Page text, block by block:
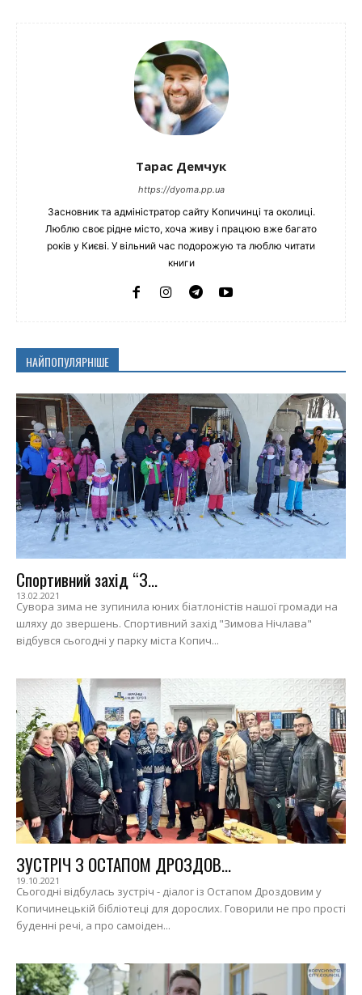
Тарас Демчук
https://dyoma.pp.ua
Засновник та адміністратор сайту Копичинці та околиці.
Люблю своє рідне місто, хоча живу і працюю вже багато
років у Києві. У вільний час подорожую та люблю читати
книги
НАЙПОПУЛЯРНІШЕ
Спортивний захід “З...
13.02.2021
Сувора зима не зупинила юних біатлоністів нашої громади на
шляху до звершень. Спортивний захід "Зимова Нічлава"
відбувся сьогодні у парку міста Копич...
ЗУСТРІЧ З ОСТАПОМ ДРОЗДОВ...
19.10.2021
Сьогодні відбулась зустріч - діалог із Остапом Дроздовим у
Копичинецькій бібліотеці для дорослих. Говорили не про прості
буденні речі, а про самоіден...